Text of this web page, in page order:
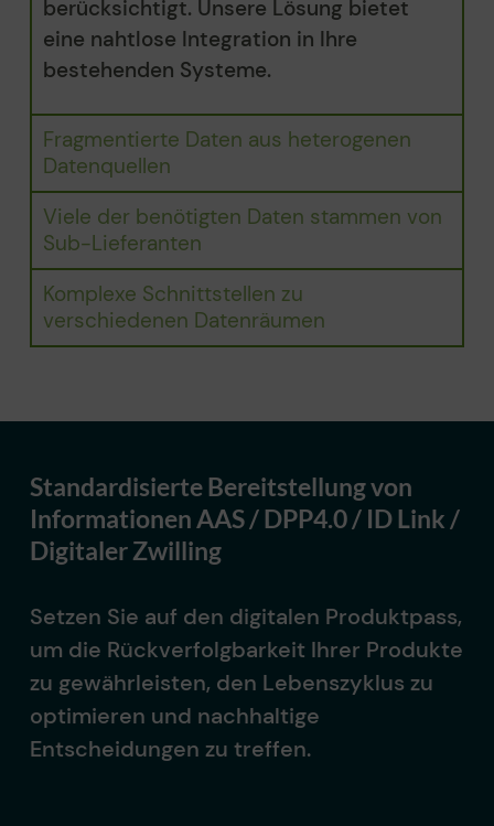
berücksichtigt. Unsere Lösung bietet
eine nahtlose Integration in Ihre
bestehenden Systeme.
Fragmentierte Daten aus heterogenen
Datenquellen
Viele der benötigten Daten stammen von
Sub-Lieferanten
Komplexe Schnittstellen zu
verschiedenen Datenräumen
Standardisierte Bereitstellung von
Informationen AAS / DPP4.0 / ID Link /
Digitaler Zwilling
Setzen Sie auf den digitalen Produktpass,
um die Rückverfolgbarkeit Ihrer Produkte
zu gewährleisten, den Lebenszyklus zu
optimieren und nachhaltige
Entscheidungen zu treffen.